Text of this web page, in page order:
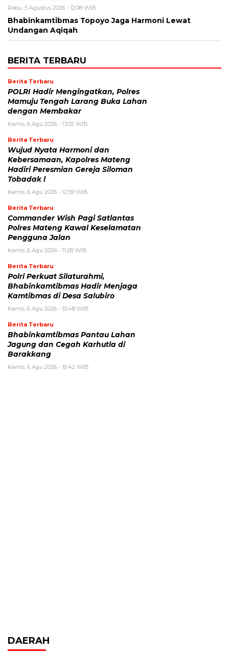
Rabu, 5 Agustus 2026 - 12:08 WIB
Bhabinkamtibmas Topoyo Jaga Harmoni Lewat
Undangan Aqiqah
BERITA TERBARU
Berita Terbaru
POLRI Hadir Mengingatkan, Polres
Mamuju Tengah Larang Buka Lahan
dengan Membakar
Kamis, 6 Agu 2026 - 13:02 WIB
Berita Terbaru
Wujud Nyata Harmoni dan
Kebersamaan, Kapolres Mateng
Hadiri Peresmian Gereja Siloman
Tobadak l
Kamis, 6 Agu 2026 - 12:59 WIB
Berita Terbaru
Commander Wish Pagi Satlantas
Polres Mateng Kawal Keselamatan
Pengguna Jalan
Kamis, 6 Agu 2026 - 11:28 WIB
Berita Terbaru
Polri Perkuat Silaturahmi,
Bhabinkamtibmas Hadir Menjaga
Kamtibmas di Desa Salubiro
Kamis, 6 Agu 2026 - 10:48 WIB
Berita Terbaru
Bhabinkamtibmas Pantau Lahan
Jagung dan Cegah Karhutla di
Barakkang
Kamis, 6 Agu 2026 - 10:42 WIB
DAERAH